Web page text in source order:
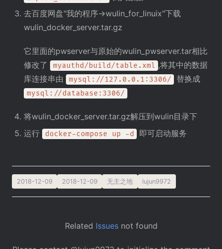
去百度网盘"我的程序->wulin_for_linuix"下载
wulin_docker_server.tar.gz
它里面的pwserver与原始的wulin_pwserver.tar相比
修改了
myauthd/build/table.xml ,将其中的数据
库连接串由
mysql://127.0.0.1:3306/ 替换成
mysql://database:3306/
将wulin_docker_server.tar.gz解压到wulin目录下
运行
docker-compose up -d 即可启动服务
2018-12-09 2018-12-09 无主之地 lujun9972
Related Issuesnot found